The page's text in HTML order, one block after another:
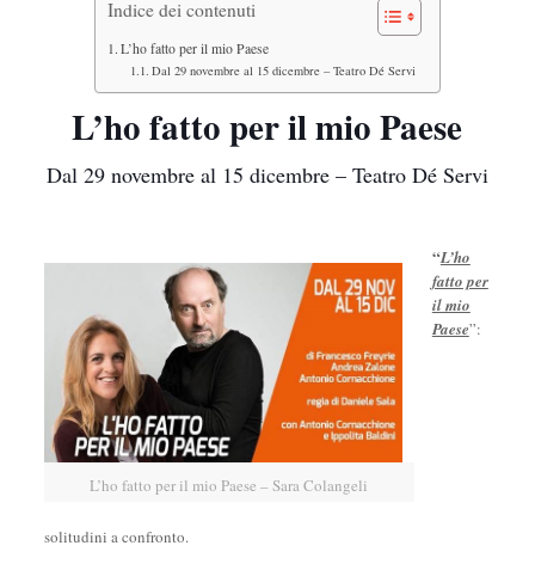
Indice dei contenuti
L’ho fatto per il mio Paese
Dal 29 novembre al 15 dicembre – Teatro Dé Servi
L’ho fatto per il mio Paese
Dal 29 novembre al 15 dicembre – Teatro Dé Servi
L’ho fatto per il mio Paese – Sara Colangeli
“L’ho
fatto per
il mio
Paese”:
solitudini a confronto.